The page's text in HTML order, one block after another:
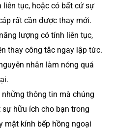
liên tục, hoặc có bất cứ sự
rất cần được thay mới.
lượng có tính liên tục,
thay công tắc ngay lập tức.
nhân làm nóng quá
thông tin mà chúng
hữu ích cho bạn trong
mặt kính bếp hồng ngoại